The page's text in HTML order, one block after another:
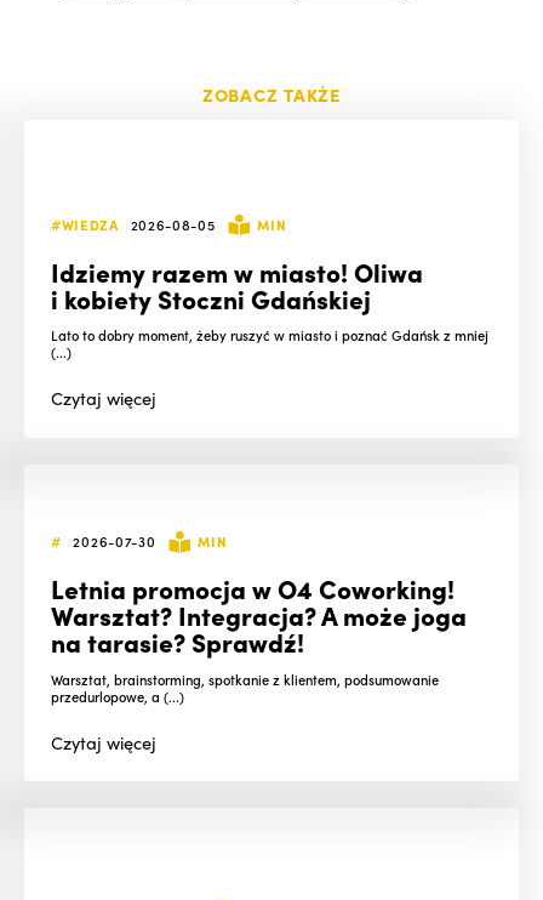
ZOBACZ TAKŻE
#WIEDZA 2026-08-05 MIN
Idziemy razem w miasto! Oliwa
i kobiety Stoczni Gdańskiej
Lato to dobry moment, żeby ruszyć w miasto i poznać Gdańsk z mniej
(...)
Czytajwięcej
# 2026-07-30 MIN
Letnia promocja w O4 Coworking!
Warsztat? Integracja? A może joga
na tarasie? Sprawdź!
Warsztat, brainstorming, spotkanie z klientem, podsumowanie
przedurlopowe, a (...)
Czytajwięcej